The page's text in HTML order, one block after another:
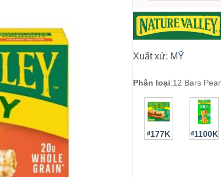
Xuất xứ: MỸ
Phân loại:12 Bars
₫177K ₫1100K